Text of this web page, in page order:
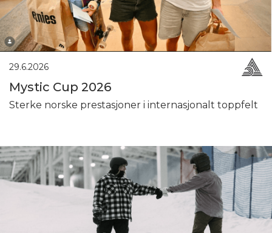
29.6.2026
Mystic Cup 2026
Sterke norske prestasjoner i internasjonalt toppfelt